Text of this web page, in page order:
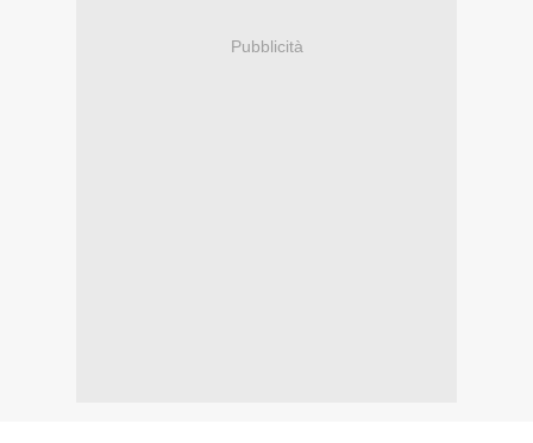
Pubblicità